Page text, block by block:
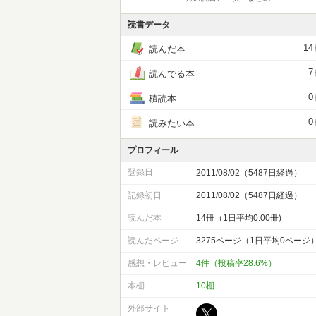
読書データ
読んだ本 14
読んでる本 7
積読本 0
読みたい本 0
プロフィール
登録日 2011/08/02（5487日経過）
記録初日 2011/08/02（5487日経過）
読んだ本 14冊（1日平均0.00冊)
読んだページ 3275ページ（1日平均0ページ）
感想・レビュー 4件（投稿率28.6%）
本棚 10棚
外部サイト